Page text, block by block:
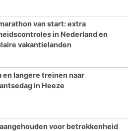
van start: extra
in Nederland en
vakantielanden
en langere treinen naar
in Heeze
voor betrokkenheid